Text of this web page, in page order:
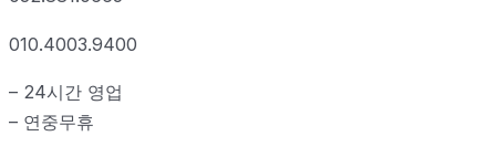
010.4003.9400
– 24시간 영업
– 연중무휴